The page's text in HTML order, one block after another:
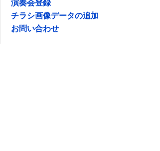
演奏会登録
チラシ画像データの追加
お問い合わせ